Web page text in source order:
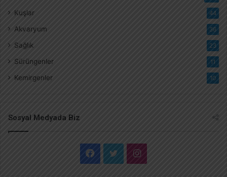
Kuşlar 44
Akvaryum 36
Sağlık 23
Sürüngenler 11
Kemirgenler 10
Sosyal Medyada Biz
I